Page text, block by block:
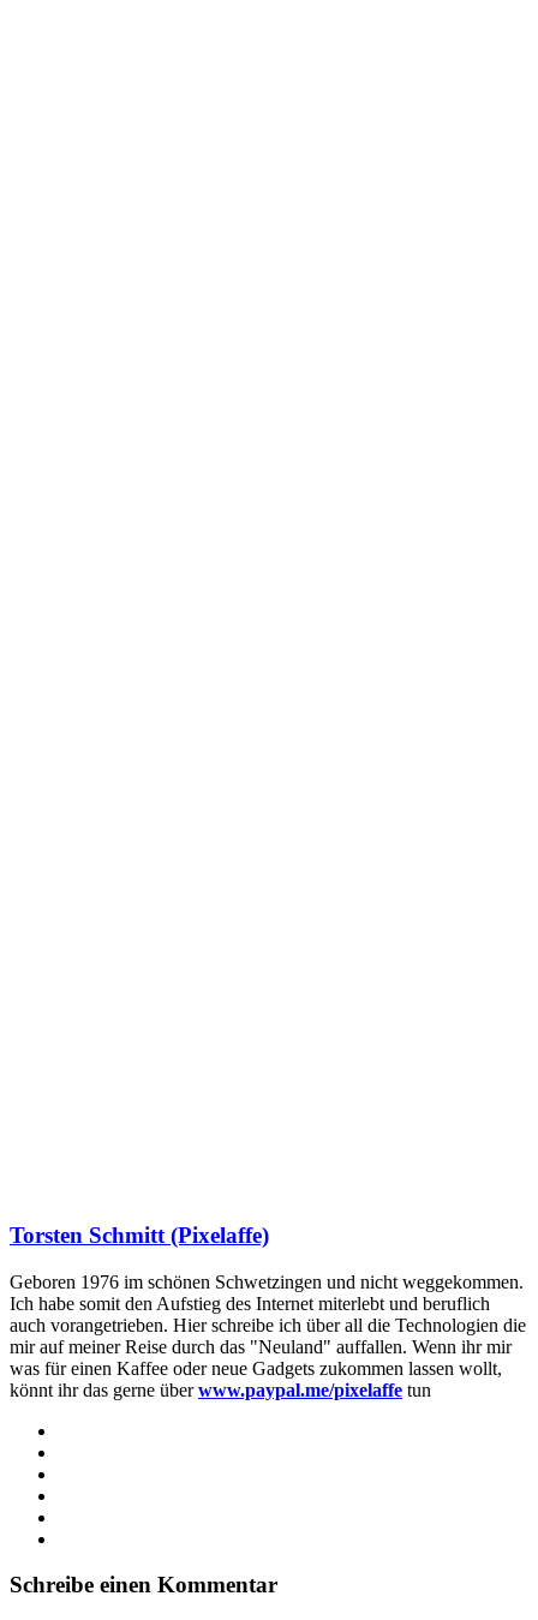
Torsten Schmitt (Pixelaffe)
Geboren 1976 im schönen Schwetzingen und nicht weggekommen.
Ich habe somit den Aufstieg des Internet miterlebt und beruflich
auch vorangetrieben. Hier schreibe ich über all die Technologien die
mir auf meiner Reise durch das "Neuland" auffallen. Wenn ihr mir
was für einen Kaffee oder neue Gadgets zukommen lassen wollt,
könnt ihr das gerne überwww.paypal.me/pixelaffe tun
Schreibe einen Kommentar